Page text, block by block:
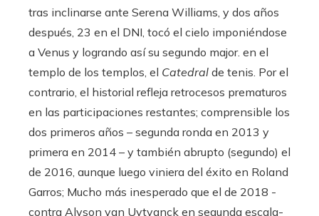
tras inclinarse ante Serena Williams, y dos años
después, 23 en el DNI, tocó el cielo imponiéndose
a Venus y logrando así su segundo major. en el
templo de los templos, el Catedral de tenis. Por el
contrario, el historial refleja retrocesos prematuros
en las participaciones restantes; comprensible los
dos primeros años – segunda ronda en 2013 y
primera en 2014 – y también abrupto (segundo) el
de 2016, aunque luego viniera del éxito en Roland
Garros; Mucho más inesperado que el de 2018 -
contra Alyson van Uytvanck en segunda escala-